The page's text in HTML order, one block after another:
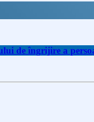
de îngrijire a